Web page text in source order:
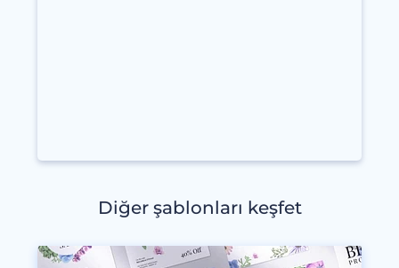
Diğer şablonları keşfet